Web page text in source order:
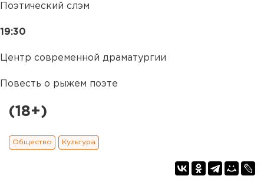
Поэтический слэм
19:30
Центр современной драматургии
Повесть о рыжем поэте
(18+)
Общество Культура